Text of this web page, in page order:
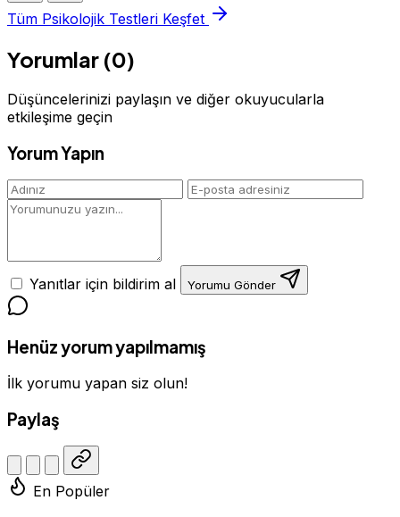
Tüm Psikolojik Testleri Keşfet
Yorumlar (0)
Düşüncelerinizi paylaşın ve diğer okuyucularla
etkileşime geçin
Yorum Yapın
Yanıtlar için bildirim al Yorumu Gönder
Henüz yorum yapılmamış
İlk yorumu yapan siz olun!
Paylaş
En Popüler